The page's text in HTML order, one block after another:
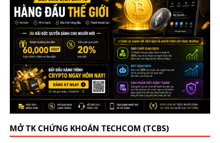
MỞ TK CHỨNG KHOÁN TECHCOM (TCBS)